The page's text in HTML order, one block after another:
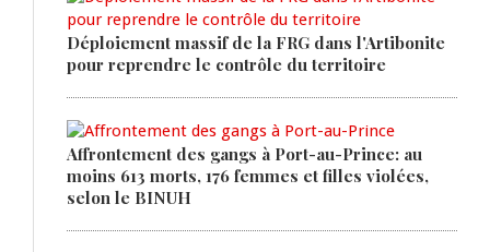
Déploiement massif de la FRG dans l'Artibonite
pour reprendre le contrôle du territoire
Affrontement des gangs à Port-au-Prince: au
moins 613 morts, 176 femmes et filles violées,
selon le BINUH